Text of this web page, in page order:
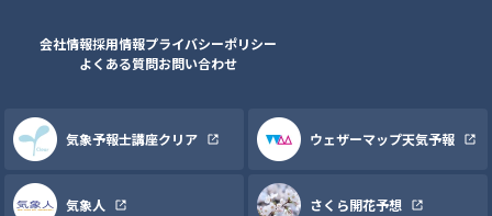
会社情報採用情報プライバシーポリシー
よくある質問お問い合わせ
気象予報士講座クリア ウェザーマップ天気予報
気象人 さくら開花予想